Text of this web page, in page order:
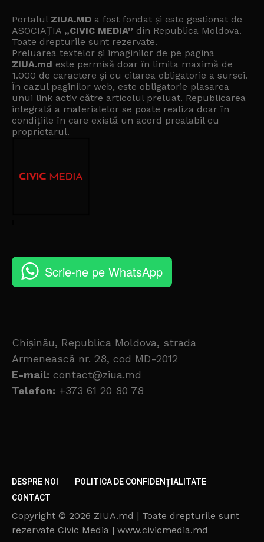
Portalul ZIUA.MD a fost fondat și este gestionat de
ASOCIAȚIA „CIVIC MEDIA” din Republica Moldova.
Toate drepturile sunt rezervate.
Preluarea textelor și imaginilor de pe pagina
ZIUA.md este permisă doar în limita maximă de
1.000 de caractere și cu citarea obligatorie a sursei.
În cazul paginilor web, este obligatorie plasarea
unui link activ către articolul preluat. Republicarea
integrală a materialelor se poate realiza doar în
condițiile în care există un acord prealabil cu
proprietarul.
Scrie-ne pe WhatsApp
Chișinău, Republica Moldova, strada
Armenească nr. 28, cod MD-2012
E-mail: contact@ziua.md
Telefon: +373 61 20 80 78
DESPRE NOI
POLITICA DE CONFIDENȚIALITATE
CONTACT
Copyright © 2026 ZIUA.md | Toate drepturile sunt
rezervate Civic Media | www.civicmedia.md